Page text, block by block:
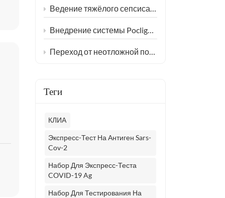
Ведение тяжёлого сепсиса в отделении интенсивной терапии: клинический синергизм тестирования PCT и IL-6
Внедрение системы Poclight Bench-top CLIA в децентрализованные учреждения по оказанию эндокринологической помощи женщинам.
Переход от неотложной помощи к плановой медицинской помощи с помощью решений Poclight POCT для экспресс-диагностики сердечно-сосудистых заболеваний.
Теги
КЛИА
Экспресс-Тест На Антиген Sars-
Cov-2
Набор Для Экспресс-Теста
COVID-19 Ag
Набор Для Тестирования На